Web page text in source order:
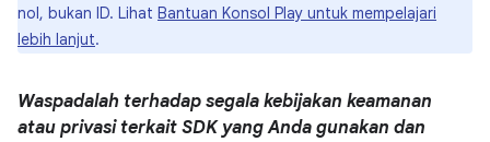
nol, bukan ID. Lihat Bantuan Konsol Play untuk mempelajari
lebih lanjut.
Waspadalah terhadap segala kebijakan keamanan
atau privasi terkait SDK yang Anda gunakan dan